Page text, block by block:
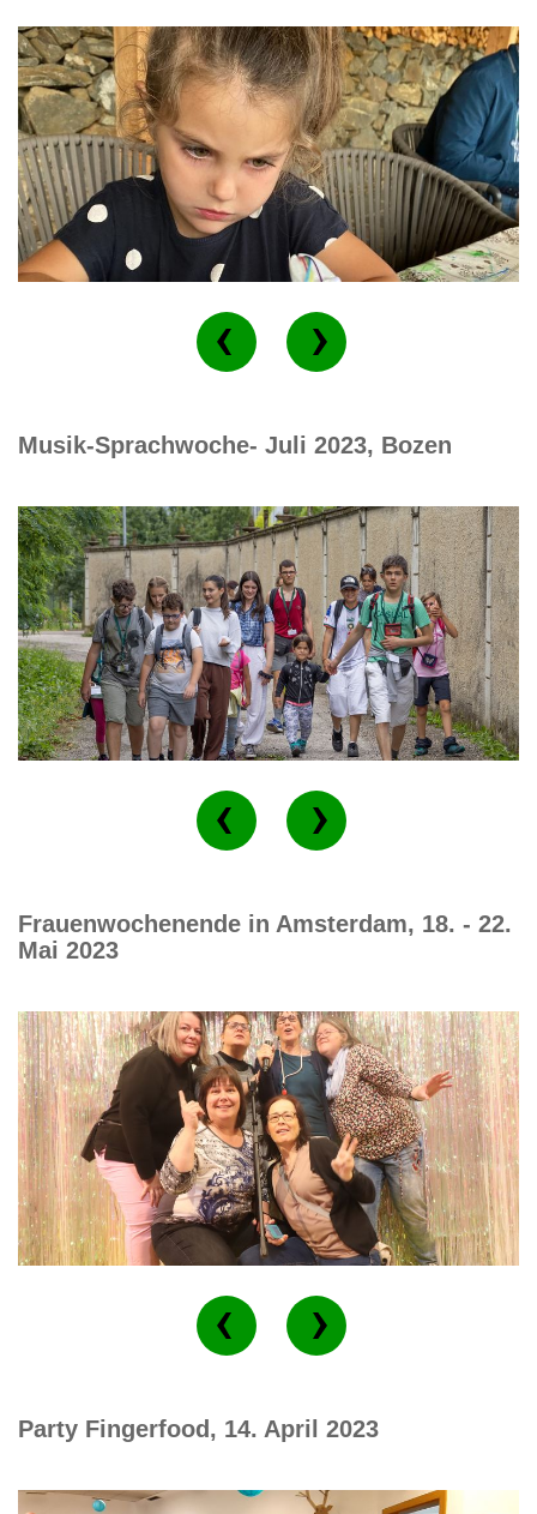
Musik-Sprachwoche- Juli 2023, Bozen
Frauenwochenende in Amsterdam, 18. - 22.
Mai 2023
Party Fingerfood, 14. April 2023